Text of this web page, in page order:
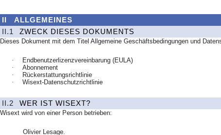
ALLGEMEINES
II.1
ZWECK DIESES DOKUMENTS
Dieses Dokument mit dem Titel Allgemeine Geschäftsbedingungen und
· Endbenutzerlizenzvereinbarung (EULA)
·
Abonnement
·
Rückerstattungsrichtlinie
·
Wisext-Datenschutzrichtlinie
II.2 WER IST WISEXT?
Wisext wird von einer Person betrieben:
Olivier Lesage.